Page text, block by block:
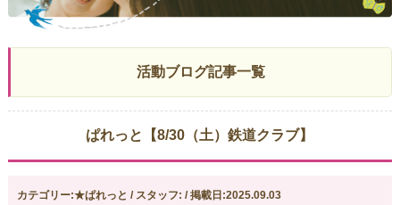
活動ブログ記事一覧
ぱれっと【8/30（土）鉄道クラブ】
カテゴリー:★ぱれっと / スタッフ: / 掲載日:2025.09.03